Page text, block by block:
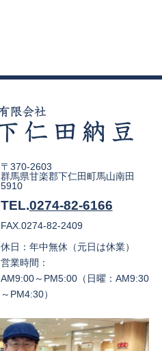
〒370-2603
群馬県甘楽郡下仁田町馬山南田
5910
TEL.0274-82-6166
FAX.0274-82-2409
休日：年中無休（元日は休業）
営業時間：
AM9:00～PM5:00（日曜：AM9:30
～PM4:30）